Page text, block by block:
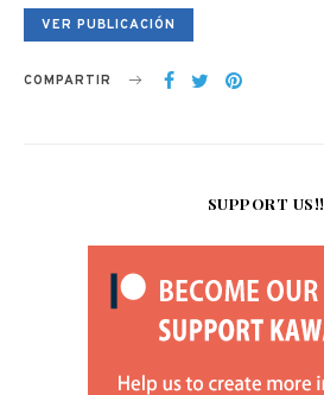
VER PUBLICACIÓN
COMPARTIR
SUPPORT US!!